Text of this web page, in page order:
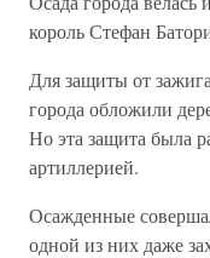
король Стефан
Для защиты от
города обложили
Но эта защита была
артиллерией.
Осажденные
одной из них даже